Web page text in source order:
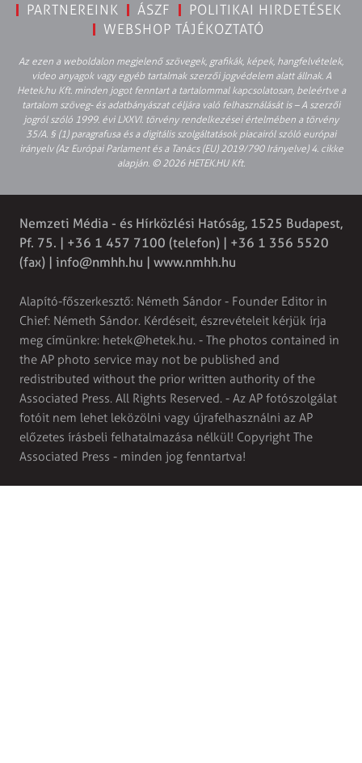
PARTNEREINK
ÁSZF
POLITIKAI HIRDETÉSEK
WEBSHOP TÁJÉKOZTATÓ
Az ezen a weboldalon megjelenő szövegek, grafikák, képek, hangfelvételek,
video anyagok vagy egyéb tartalmak szerzői jogvédelem alatt állnak. A
Hetek.hu Kft. minden jogot fenntart a tartalommal kapcsolatosan, beleértve a
tartalom szöveg- és adatbányászat céljára való felhasználását is – A szerzői
jogról szóló 1999. évi LXXVI. törvény rendelkezései értelmében a törvény
35/A. § (1) paragrafusa és a digitális szolgáltatások piacairól szóló európai
irányelv (Az Európai Parlament és a Tanács (EU) 2019/790 Irányelve) 4. cikke
alapján. © 2026 HETEK.HU Kft.
Nemzeti Média - és Hírközlési Hatóság, 1525 Budapest,
Pf. 75. | +36 1 457 7100 (telefon) | +36 1 356 5520
(fax) | info@nmhh.hu | www.nmhh.hu
Alapító-főszerkesztő: Németh Sándor - Founder Editor in
Chief: Németh Sándor. Kérdéseit, észrevételeit kérjük írja
meg címünkre: hetek@hetek.hu. - The photos contained in
the AP photo service may not be published and
redistributed without the prior written authority of the
Associated Press. All Rights Reserved. - Az AP fotószolgálat
fotóit nem lehet leközölni vagy újrafelhasználni az AP
előzetes írásbeli felhatalmazása nélkül! Copyright The
Associated Press - minden jog fenntartva!